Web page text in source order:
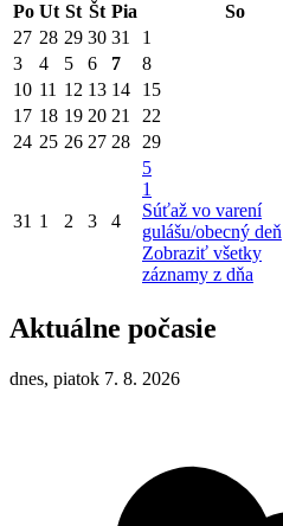
Po Ut St Št Pia So
27 28 29 30 31 1
3
4 5 6 7 8
10 11 12 13 14 15
17 18 19 20 21 22
24 25 26 27 28 29
31 1 2 3 4
5
1
Súťaž vo varení
gulášu/obecný deň
Zobraziť všetky
záznamy z dňa
Aktuálne počasie
dnes, piatok 7. 8. 2026